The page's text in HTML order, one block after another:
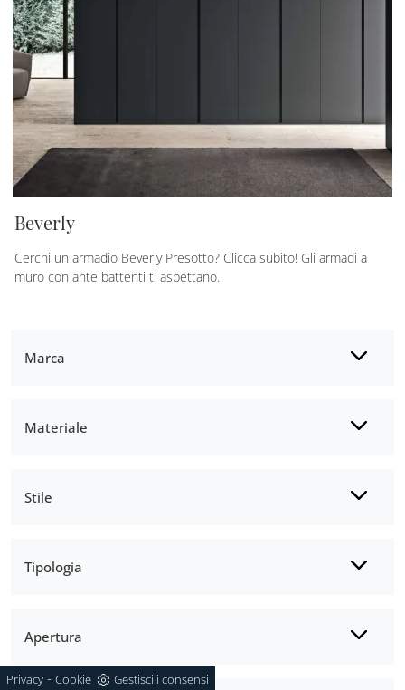
Marca
Materiale
Stile
Tipologia
Apertura
Beverly
Cerchi un armadio Beverly Presotto? Clicca subito! Gli armadi a
muro con ante battenti ti aspettano.
Privacy - Cookie Gestisci i consensi